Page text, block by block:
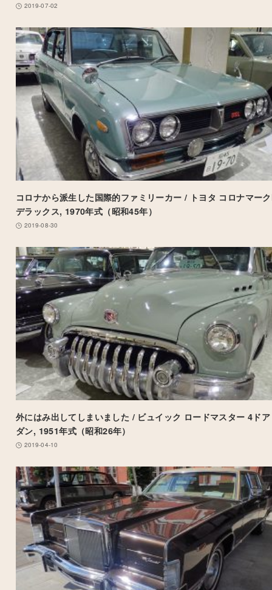
2019-07-02
コロナから派生した国際的ファミリーカー / トヨタ コロナマー
デラックス, 1970年式（昭和45年）
2019-08-30
外にはみ出してしまいました / ビュイック ロードマスター 4ド
ダン, 1951年式（昭和26年）
2019-04-10